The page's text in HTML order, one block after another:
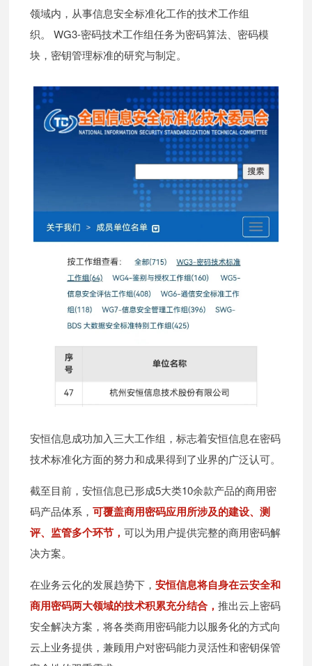
领域内，从事信息安全标准化工作的技术工作组
织。
WG3-密码技术工作组任务为密码算法、密码模
块，密钥管理标准的研究与制定。
安恒信息成功加入三大工作组，标志着安恒信息在密码
技术标准化方面的努力和成果得到了业界的广泛认可。
截至目前，安恒信息已形成5大类10余款产品的商用密
码产品体系，可覆盖商用密码应用所涉及的建设、测
评、监管多个环节，可以为用户提供完整的商用密码解
决方案。
在业务云化的发展趋势下，安恒信息将自身在云安全和
商用密码两大领域的技术积累充分结合，推出云上密码
安全解决方案，将各类商用密码能力以服务化的方式向
云上业务提供，兼顾用户对密码能力灵活性和密钥保管